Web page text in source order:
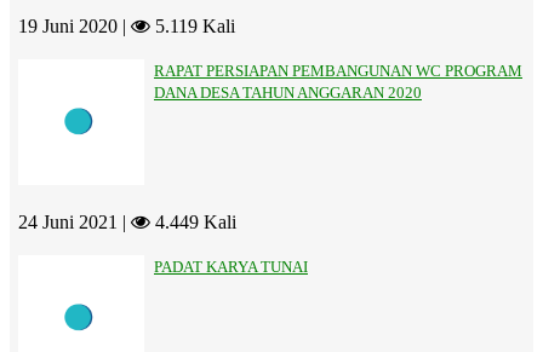
19 Juni 2020 | 5.119 Kali
RAPAT PERSIAPAN PEMBANGUNAN WC PROGRAM
DANA DESA TAHUN ANGGARAN 2020
24 Juni 2021 | 4.449 Kali
PADAT KARYA TUNAI